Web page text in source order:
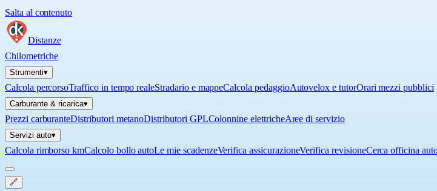
Salta al contenuto
Distanze
Chilometriche
Strumenti▾
Calcola percorsoTraffico in tempo realeStradario e mappeCalcola pedaggioAutovelox e tutorOrari mezzi pubblici
Carburante & ricarica▾
Prezzi carburanteDistributori metanoDistributori GPLColonnine elettricheAree di servizio
Servizi auto▾
Calcola rimborso kmCalcolo bollo autoLe mie scadenzeVerifica assicurazioneVerifica revisioneCerca officina
🔗